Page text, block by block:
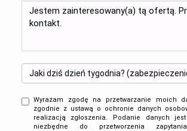
Wyrażam zgodę na przetwarzanie moich
zgodnie z ustawą o ochronie danych
realizacją zgłoszenia. Podanie danych
niezbędne do przetworzenia